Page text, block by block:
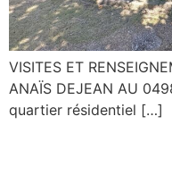
VISITES ET
ANAÏS DEJEAN AU
quartier résidentiel […]